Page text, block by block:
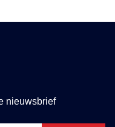
nieuwsbrief